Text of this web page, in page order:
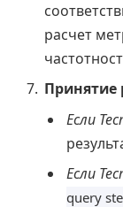
расчет
Принятие
Если
Если
query